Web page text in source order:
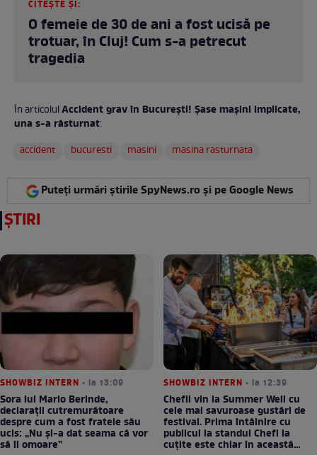
CITEȘTE ȘI:
O femeie de 30 de ani a fost ucisă pe
trotuar, în Cluj! Cum s-a petrecut
tragedia
În articolulAccident grav în București! Șase mașini implicate,
una s-a răsturnat:
accident
bucuresti masini masina rasturnata
Puteți urmări știrile SpyNews.ro și pe Google News
ȘTIRI
SHOWBIZ INTERN • la 13:09
Sora lui Mario Berinde,
declarații cutremurătoare
despre cum a fost fratele său
ucis: „Nu și-a dat seama că vor
să îl omoare”
SHOWBIZ INTERN • la 12:39
Chefii vin la Summer Well cu
cele mai savuroase gustări de
festival. Prima întâlnire cu
publicul la standul Chefi la
cuțite este chiar în această